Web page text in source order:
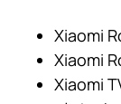
Xiaomi
Xiaomi
Xiaomi